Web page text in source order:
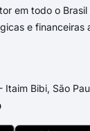
em todo o
e financeiras
Itaim Bibi, São